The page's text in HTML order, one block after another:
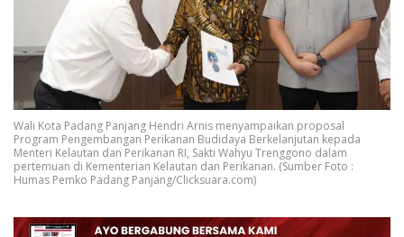
Wali Kota Padang Panjang Hendri Arnis menyampaikan proposal
Program Pengembangan Perikanan Budidaya Berkelanjutan kepada
Menteri Kelautan dan Perikanan RI, Sakti Wahyu Trenggono dalam
pertemuan di Kementerian Kelautan dan Perikanan. (Sumber Foto :
Humas Pemko Padang Panjang/Clicksuara.com)